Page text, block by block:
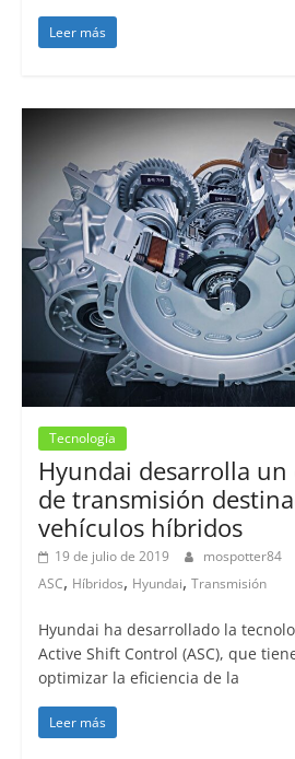
Leer más
Tecnología
Hyundai desarrolla
de transmisión
vehículos híbridos
19 de julio de 2019 mospotter84
ASC, Híbridos, Hyundai, Transmisión
Hyundai ha desarrollado la
Active Shift Control (ASC), que
optimizar la eficiencia de la
Leer más